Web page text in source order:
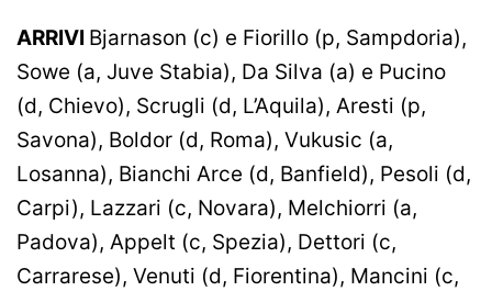
ARRIVI Bjarnason (c) e Fiorillo (p, Sampdoria),
Sowe (a, Juve Stabia), Da Silva (a) e Pucino
(d, Chievo), Scrugli (d, L’Aquila), Aresti (p,
Savona), Boldor (d, Roma), Vukusic (a,
Losanna), Bianchi Arce (d, Banfield), Pesoli (d,
Carpi), Lazzari (c, Novara), Melchiorri (a,
Padova), Appelt (c, Spezia), Dettori (c,
Carrarese), Venuti (d, Fiorentina), Mancini (c,